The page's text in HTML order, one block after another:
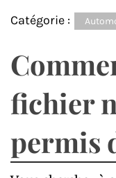
Catégorie :
fichier
permis